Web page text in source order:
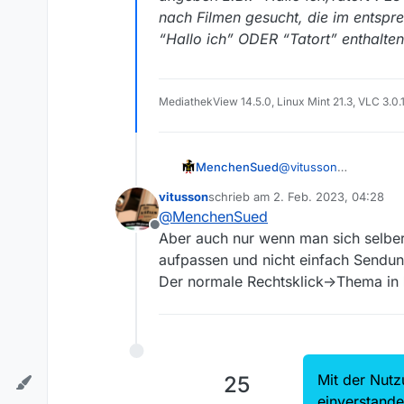
nach Filmen gesucht, die im
“Hallo ich” ODER “Tatort”
MediathekView 14.5.0, Linux Mint 21.3, VLC
MenchenSued@vitusson
Auswirkungen haben.
mehrere Filterwörter
angeben z.B.: “Hallo
nach Filmen gesucht,
“Hallo ich” ODER
Offline
vitussonschrieb am 2. Feb. 2023, 04:28
zuletzt editiert von
@MenchenSued
Aber auch nur wenn man sich
aufpassen und nicht einfach
Der normale Rechtsklick->Thema
25
Mit der